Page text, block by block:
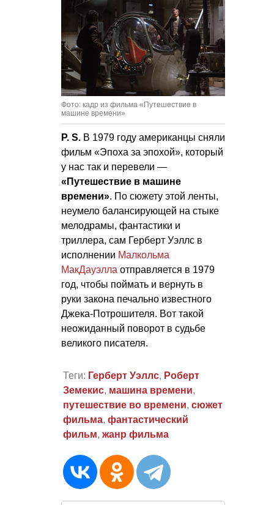
Фото: кадр из фильма «Путешествие в
машине времени»
P. S. В 1979 году американцы сняли
фильм «Эпоха за эпохой», который
у нас так и перевели —
«Путешествие в машине
времени». По сюжету этой ленты,
неумело балансирующей на стыке
мелодрамы, фантастики и
триллера, сам Герберт Уэллс в
исполнении Малкольма
МакДауэлла отправляется в 1979
год, чтобы поймать и вернуть в
руки закона печально известного
Джека-Потрошителя. Вот такой
неожиданный поворот в судьбе
великого писателя.
Теги: Герберт Уэллс, Роберт
Земекис, машина времени,
путешествие во времени, сюжет
фильма, фантастический
фильм, жанр фильма